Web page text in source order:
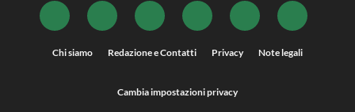
Chi siamo Redazione e Contatti Privacy Note legali
Cambia impostazioni privacy